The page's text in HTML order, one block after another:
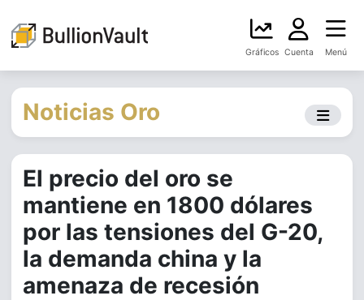
Gráficos Cuenta Menú
Noticias Oro
El precio del oro se
mantiene en 1800 dólares
por las tensiones del G-20,
la demanda china y la
amenaza de recesión